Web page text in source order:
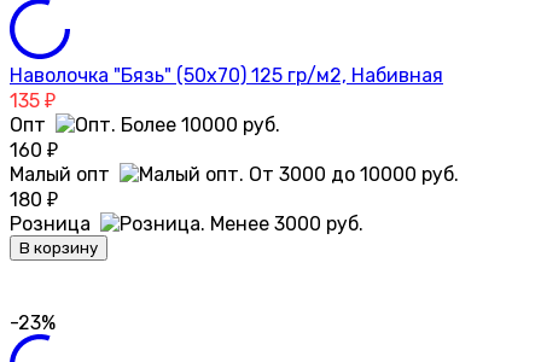
Наволочка "Бязь" (50х70) 125 гр/м2, Набивная
135 ₽
Опт
160 ₽
Малый опт
180 ₽
Розница
В корзину
-23%